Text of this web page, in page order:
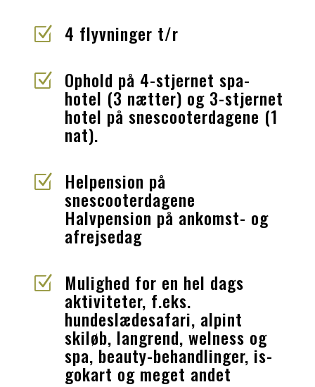
Z 4 flyvninger t/r
Z Ophold på 4-stjernet spa-
hotel (3 nætter) og 3-stjernet
hotel på snescooterdagene (1
nat).
Z Helpension på
snescooterdagene
Halvpension på ankomst- og
afrejsedag
Z Mulighed for en hel dags
aktiviteter, f.eks.
hundeslædesafari, alpint
skiløb, langrend, welness og
spa, beauty-behandlinger, is-
gokart og meget andet